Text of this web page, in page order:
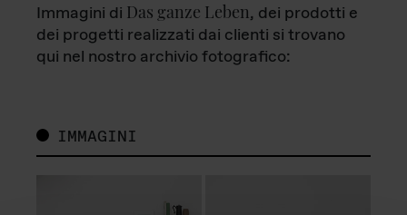
Immagini di Das ganze Leben, dei prodotti e
dei progetti realizzati dai clienti si trovano
qui nel nostro archivio fotografico:
IMMAGINI